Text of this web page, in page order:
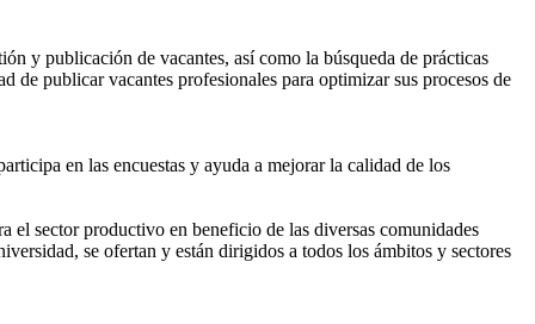
y publicación de vacantes, así como la búsqueda de prácticas
de publicar vacantes profesionales para optimizar sus procesos de
en las encuestas y ayuda a mejorar la calidad de los
sector productivo en beneficio de las diversas comunidades
se ofertan y están dirigidos a todos los ámbitos y sectores